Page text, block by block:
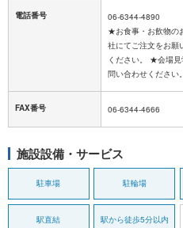
電話番号
06-6344-4890
★お食事・お飲物の
社にてご注文をお願
ください。 ★会場
問い合わせください。
FAX番号 06-6344-4666
施設設備・サービス
駐車場 駐輪場
駅直結 駅から徒歩5分以内